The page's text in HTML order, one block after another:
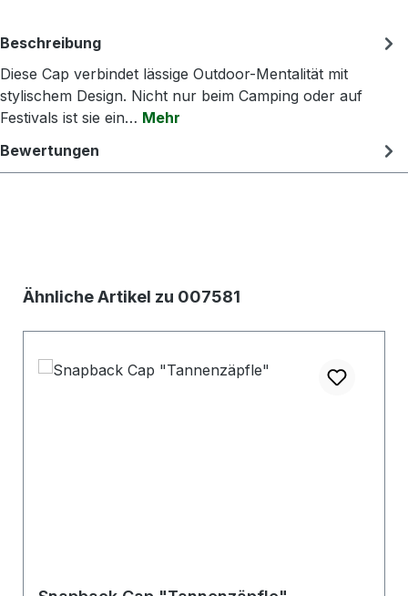
Beschreibung
Diese Cap verbindet lässige Outdoor-Mentalität mit
stylischem Design. Nicht nur beim Camping oder auf
Festivals ist sie ein… Mehr
Bewertungen
Produktgalerie überspringen
Ähnliche Artikel zu 007581